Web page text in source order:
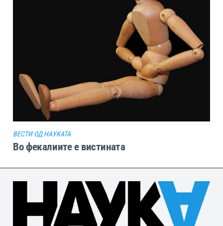
ВЕСТИ ОД НАУКАТА
Во фекалиите е вистината